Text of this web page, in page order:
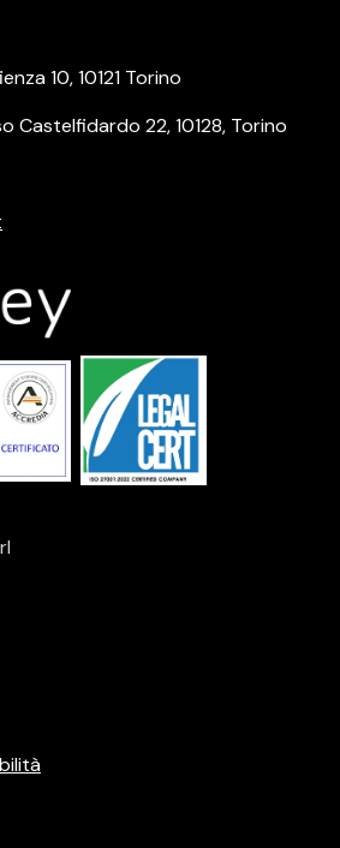
10, 10121 Torino
Castelfidardo 22, 10128, Torino